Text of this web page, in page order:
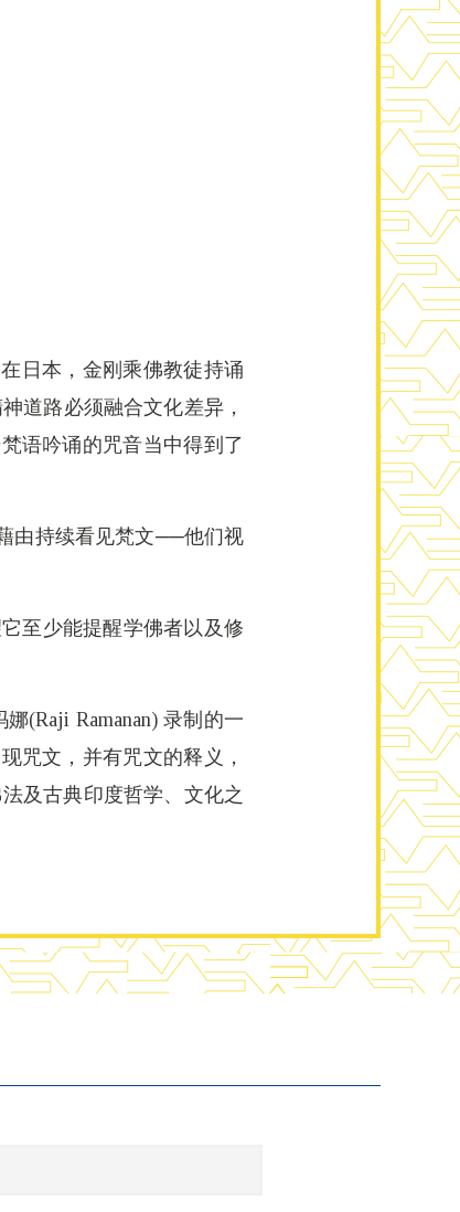
日本，金刚乘佛教徒持诵
道路必须融合文化差异，
语吟诵的咒音当中得到了
由持续看见梵文──他们视
至少能提醒学佛者以及修
(Raji Ramanan) 录制的一
咒文，并有咒文的释义，
及古典印度哲学、文化之